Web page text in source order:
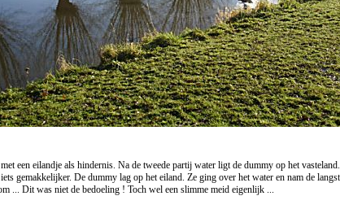
een eilandje als hindernis. Na de tweede partij water ligt de dummy op het
gemakkelijker. De dummy lag op het eiland. Ze ging over het water en nam de
... Dit was niet de bedoeling ! Toch wel een slimme meid eigenlijk ...